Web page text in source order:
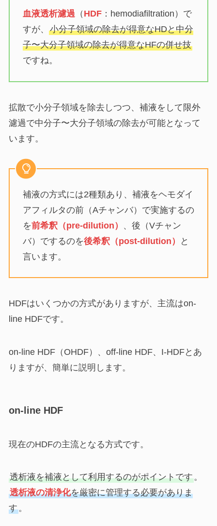
血液透析濾過（ HDF：hemodiafiltration）で
すが、 小分子領域の除去が得意なHDと中分
子〜大分子領域の除去が得意なHFの併せ技
ですね。
拡散で小分子領域を除去しつつ、補液をして限外
濾過で中分子〜大分子領域の除去が可能となって
います。
補液の方式には2種類あり、補液をヘモダイ
アフィルタの前（Aチャンバ）で実施するの
を前希釈（pre-dilution）
、後（Vチャン
バ）でするのを後希釈（post-dilution）
と
言います。
HDFはいくつかの方式がありますが、主流はon-
line HDFです。
on-line HDF（OHDF）、off-line HDF、I-HDFとあ
りますが、簡単に説明します。
on-line HDF
現在のHDFの主流となる方式です。
透析液を補液として利用するのがポイントです。
透析液の清浄化を厳密に管理する必要がありま
す。